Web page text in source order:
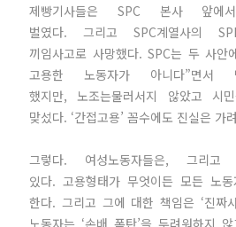
제빵기사들은 SPC 본사 앞에
벌였다. 그리고 SPC계열사의 SPL
끼임사고로 사망했다. SPC는 두 사안
고용한 노동자가 아니다”면서
했지만, 노조는물러서지 않았고 시민
맞섰다. ‘간접고용’ 꼼수에도 진실은 가
그렇다. 여성노동자들은, 그리
있다. 고용형태가 무엇이든 모든 노동
한다. 그리고 그에 대한 책임은 ‘진짜
노동자는 ‘손배 폭탄’을 두려워하지